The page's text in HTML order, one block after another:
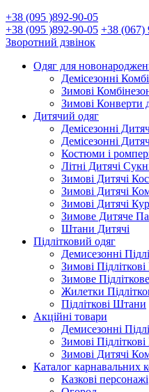
+38 (095 )892-90-05
+38 (095 )892-90-05 +38 (067)
Зворотний дзвінок
Одяг для
Демісезонні
Зимові
Зимові Конверти
Дитячий одяг
Демісезонні
Демісезонні
Костюми і
Літні Дитячі
Зимові Дитячі
Зимові Дитячі
Зимові Дитячі
Зимове Дитяче
Штани Дитячі
Підлітковий одяг
Демисезонні
Зимові
Зимове
Жилетки
Підліткові Штани
Акційні товари
Демисезонні
Зимові
Зимові Дитячі
Каталог карнавальних
Казкові персонажі